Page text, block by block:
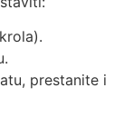
prestanite i